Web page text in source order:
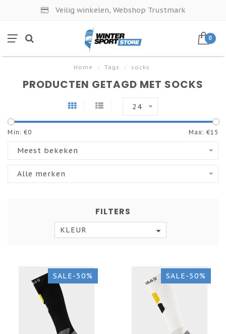
Veilig winkelen, Webshop Trustmark
0
Home / Tags / socks
PRODUCTEN GETAGD MET SOCKS
24
Min: €0 Max: €15
Meest bekeken
Alle merken
FILTERS
KLEUR
SALE-50% SALE-50%